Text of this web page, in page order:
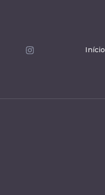
Início